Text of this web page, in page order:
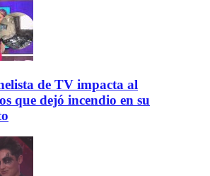
de TV impacta al
que dejó incendio en su